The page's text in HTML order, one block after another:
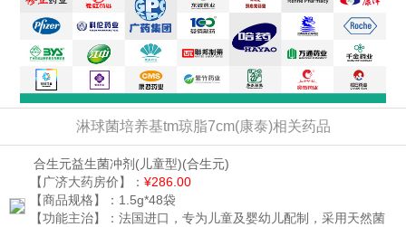
淋球菌培养基tm琼脂7cm(康泰)相关药品
合生元益生菌冲剂(儿童型)(合生元)
【广济大药房价】： ¥286.00
【商品规格】： 1.5g*48袋
【功能主治】： 法国进口，专为儿童及婴幼儿配制，采用天然菌